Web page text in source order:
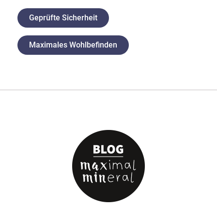
Geprüfte Sicherheit
Maximales Wohlbefinden